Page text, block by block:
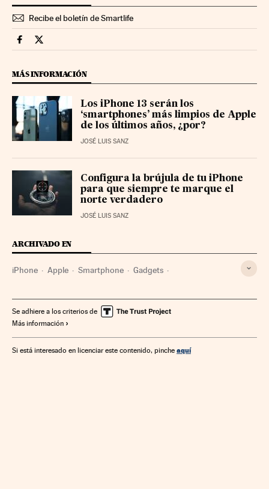
Recibe el boletín de Smartlife
Smartlife Cinco Días en Facebook
Smartlife Cinco Días en Twitter
MÁS INFORMACIÓN
Los iPhone 13 serán los
‘smartphones’ más limpios de Apple
de los últimos años, ¿por?
JOSÉ LUIS SANZ
Configura la brújula de tu iPhone
para que siempre te marque el
norte verdadero
JOSÉ LUIS SANZ
ARCHIVADO EN
iPhone Apple Smartphone Gadgets
Telefonía móvil Empresas Tecnologías movilidad
Comunicaciones Ciencia
Se adhiere a los criterios de
Más información
Si está interesado en licenciar este contenido, pinche aquí